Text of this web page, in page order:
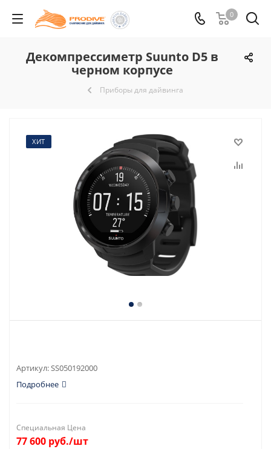
0
Декомпрессиметр Suunto D5 в
черном корпусе
Приборы для дайвинга
ХИТ
Артикул:SS050192000
Подробнее
Специальная Цена
77 600 руб./шт